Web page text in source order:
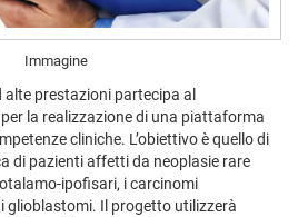
Immagine
alte prestazioni partecipa al
per la realizzazione di una piattaforma
cliniche. L’obiettivo è quello di
di pazienti affetti da neoplasie rare
ipofisari, i carcinomi
glioblastomi. Il progetto utilizzerà